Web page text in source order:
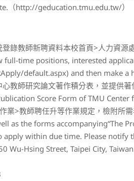
（http://geducation.tmu.edu.tw/）
錄教師新聘資料本校首頁>人力資源
full-time positions, interested
default.aspx) and then make a
教師研究論文著作積分表，並提供
Score Form of TMU
業>教師聘任升等作業規定，檢附
as the forms accompanying“The
within due time. Please
Wu-Hsing Street, Taipei City,